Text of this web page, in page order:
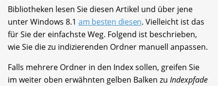
Bibliotheken lesen Sie diesen Artikel und über jene
unter Windows 8.1 am besten diesen. Vielleicht ist das
für Sie der einfachste Weg. Folgend ist beschrieben,
wie Sie die zu indizierenden Ordner manuell anpassen.
Falls mehrere Ordner in den Index sollen, greifen Sie
im weiter oben erwähnten gelben Balken zu Indexpfade